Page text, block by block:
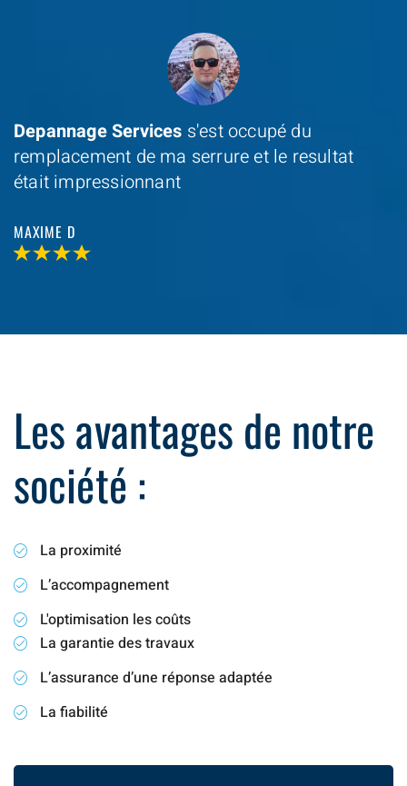
Depannage Services s'est occupé du
remplacement de ma serrure et le resultat
était impressionnant
MAXIME D
Les avantages de notre
société :
La proximité
L’accompagnement
L'optimisation les coûts
La garantie des travaux
L’assurance d’une réponse adaptée
La fiabilité